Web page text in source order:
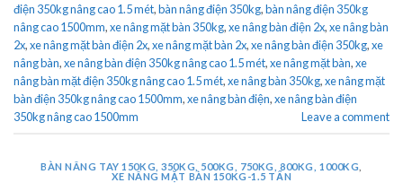
điện 350kg nâng cao 1.5 mét,bàn nâng điện 350kg,bàn nâng điện 350kg
nâng cao 1500mm,xe nâng mặt bàn 350kg,xe nâng bàn điện 2x,xe nâng bàn
2x,xe nâng mặt bàn điện 2x,xe nâng mặt bàn 2x,xe nâng bàn điện 350kg,xe
nâng bàn,xe nâng bàn điện 350kg nâng cao 1.5 mét,xe nâng mặt bàn,xe
nâng bàn mặt điện 350kg nâng cao 1.5 mét,xe nâng bàn 350kg,xe nâng mặt
bàn điện 350kg nâng cao 1500mm,xe nâng bàn điện,xe nâng bàn điện
350kg nâng cao 1500mm
Leave a comment
BÀN NÂNG TAY 150KG, 350KG, 500KG, 750KG, 800KG, 1000KG
XE NÂNG MẶT BÀN 150KG-1.5 TẤN